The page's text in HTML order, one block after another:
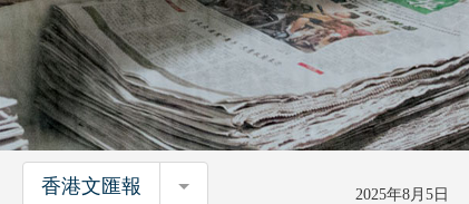
香港文匯報 香港文匯報 2025年8月5日